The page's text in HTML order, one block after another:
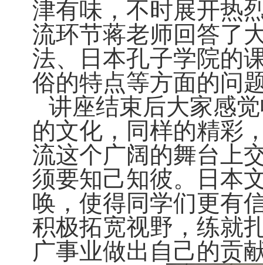
津有味，不时展开热
流环节蒋老师回答了
法、日本孔子学院的
俗的特点等方面的问
讲座结束后大家感
的文化，同样的精彩
流这个广阔的舞台上
须要知己知彼。日本
唤，使得同学们更有
积极拓宽视野，练就
广事业做出自己的贡